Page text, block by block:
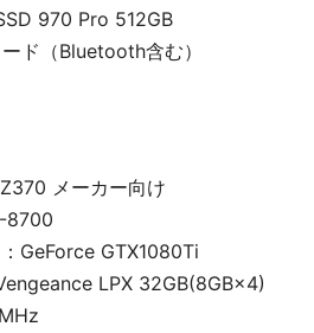
970 Pro 512GB
ド（Bluetooth含む）
メーカー向け
8700
GeForce GTX1080Ti
LPX 32GB(8GB×4)